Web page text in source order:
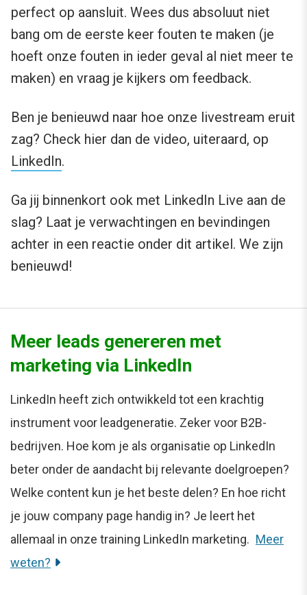
perfect op aansluit. Wees dus absoluut niet
bang om de eerste keer fouten te maken (je
hoeft onze fouten in ieder geval al niet meer te
maken) en vraag je kijkers om feedback.
Ben je benieuwd naar hoe onze livestream eruit
zag? Check hier dan de video, uiteraard, op
LinkedIn.
Ga jij binnenkort ook met LinkedIn Live aan de
slag? Laat je verwachtingen en bevindingen
achter in een reactie onder dit artikel. We zijn
benieuwd!
Meer leads genereren met
marketing via LinkedIn
LinkedIn heeft zich ontwikkeld tot een krachtig
instrument voor leadgeneratie. Zeker voor B2B-
bedrijven. Hoe kom je als organisatie op LinkedIn
beter onder de aandacht bij relevante doelgroepen?
Welke content kun je het beste delen? En hoe richt
je jouw company page handig in? Je leert het
allemaal in onze training LinkedIn marketing. Meer
weten?